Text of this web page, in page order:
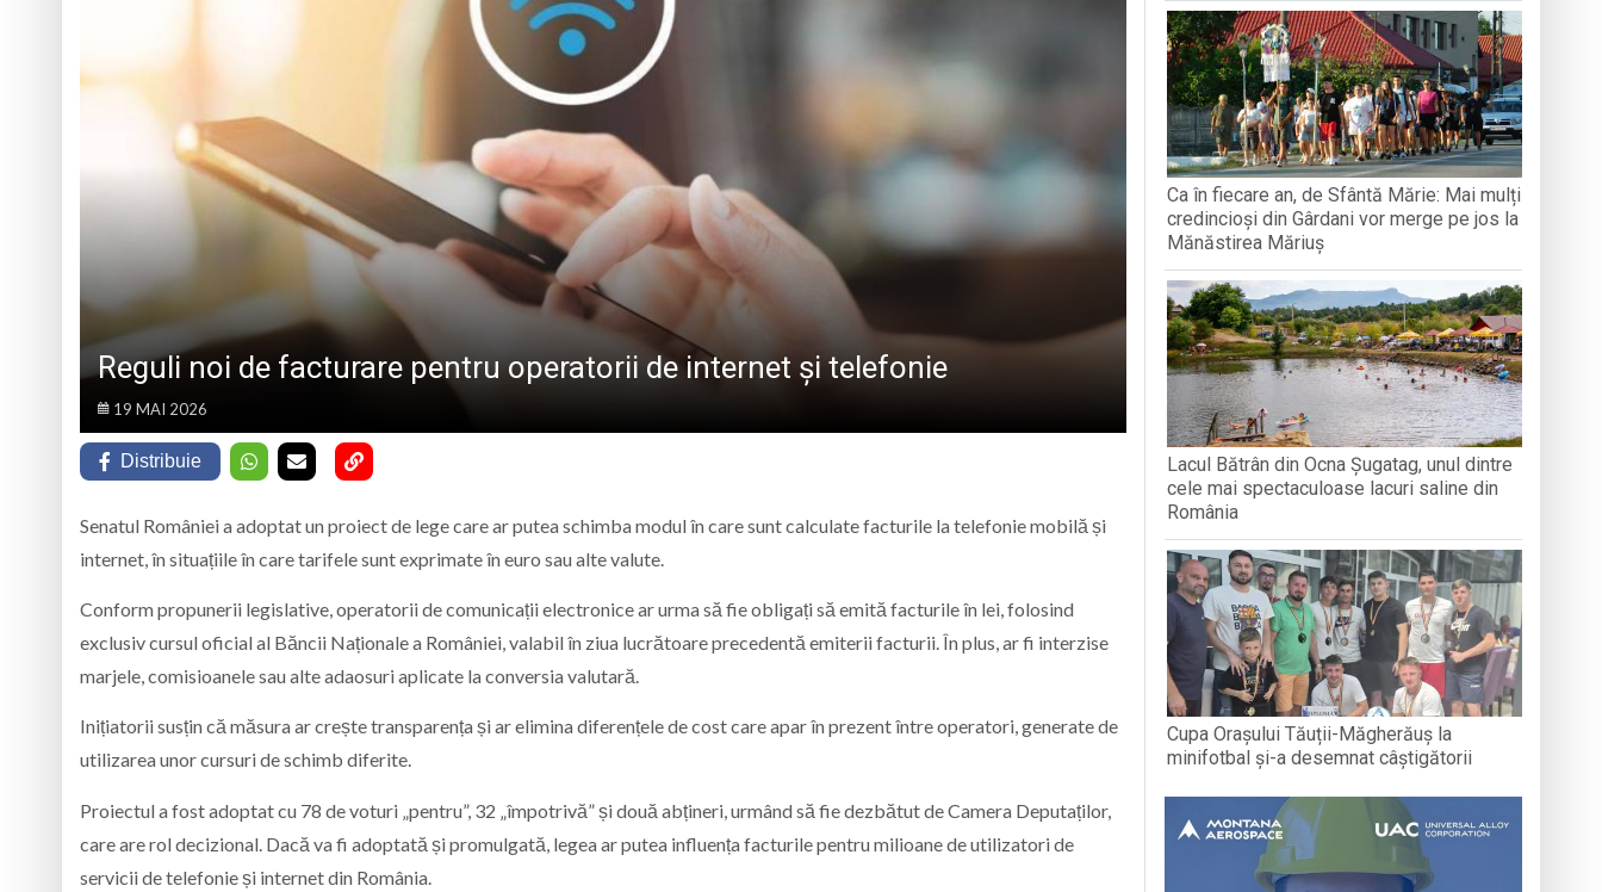
Cinema în aer liber la Baia Mare: Întreaga familie este invitată să vizioneze filmul de animație „Luca”
Nouă șahiști maramureșeni, față în față cu adversari de elită la campionatul derulat în cadrul Grand Prix România
2026, în Alba
Școala de Vară „Fiii Maicii Domnului” în Parohia Șieu: Aproape 100 de copii au participat la activități
Muzeul Satului din Baia Mare, vizitat de numeroși turiști din țară și străinătate
BAVAREZE PE CÂMPIA TINERETULUI
Reguli noi de facturare pentru operatorii de internet și telefonie
19 MAI 2026
Distribuie
Senatul României a adoptat un proiect de lege care ar putea schimba modul în care sunt calculate facturile la telefonie mobilă și
internet, în situațiile în care tarifele sunt exprimate în euro sau alte valute.
Conform propunerii legislative, operatorii de comunicații electronice ar urma să fie obligați să emită facturile în lei, folosind
exclusiv cursul oficial al Băncii Naționale a României, valabil în ziua lucrătoare precedentă emiterii facturii. În plus, ar fi interzise
marjele, comisioanele sau alte adaosuri aplicate la conversia valutară.
Inițiatorii susțin că măsura ar crește transparența și ar elimina diferențele de cost care apar în prezent între operatori, generate de
utilizarea unor cursuri de schimb diferite.
Proiectul a fost adoptat cu 78 de voturi „pentru”, 32 „împotrivă” și două abțineri, urmând să fie dezbătut de Camera Deputaților,
care are rol decizional. Dacă va fi adoptată și promulgată, legea ar putea influența facturile pentru milioane de utilizatori de
servicii de telefonie și internet din România.
Ca în fiecare an, de Sfântă Mărie: Mai mulți
credincioși din Gârdani vor merge pe jos la
Mănăstirea Măriuș
Lacul Bătrân din Ocna Șugatag, unul dintre
cele mai spectaculoase lacuri saline din
România
Cupa Orașului Tăuții-Măgherăuș la
minifotbal și-a desemnat câștigătorii